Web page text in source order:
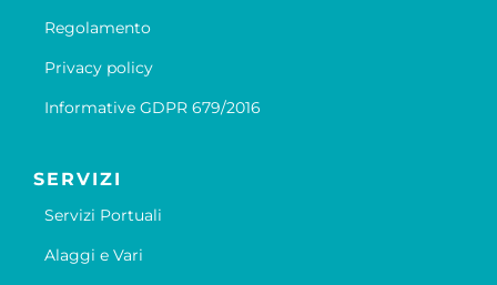
Regolamento
Privacy policy
Informative GDPR 679/2016
SERVIZI
Servizi Portuali
Alaggi e Vari